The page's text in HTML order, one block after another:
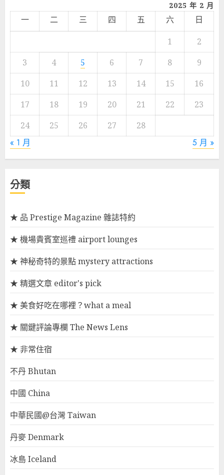
2025 年 2 月
一 二 三 四 五 六
日
1
2
3
4 5 6 7 8
9
10
11 12 13 14 15
16
17
18 19 20 21 22
23
24
25 26 27 28
« 1 月 5 月 »
分類
★ 品 Prestige Magazine 雜誌特約
★ 機場貴賓室巡禮 airport lounges
★ 神秘奇特的景點 mystery attractions
★ 精選文章 editor's pick
★ 美食好吃在哪裡？what a meal
★ 關鍵評論專欄 The News Lens
★ 非常住宿
不丹 Bhutan
中國 China
中華民國@台灣 Taiwan
丹麥 Denmark
冰島 Iceland